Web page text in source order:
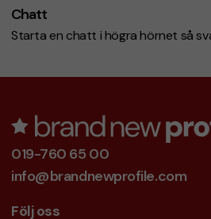
Chatt
Starta en chatt i högra hörnet så
019-760 65 00
info@brandnewprofile.com
Följ oss